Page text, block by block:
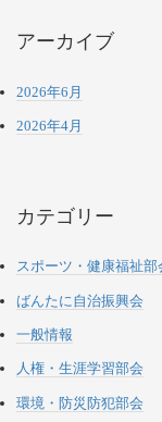
アーカイブ
2026年6月
2026年4月
カテゴリー
スポーツ・健康福祉部
ばんたに自治振興会
一般情報
人権・生涯学習部会
環境・防災防犯部会